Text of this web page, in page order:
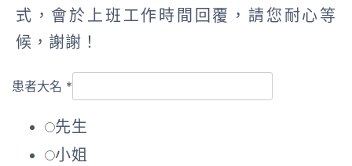
式，會於上班工作時間回覆，請您耐心等
候，謝謝！
患者大名 *
先生
小姐